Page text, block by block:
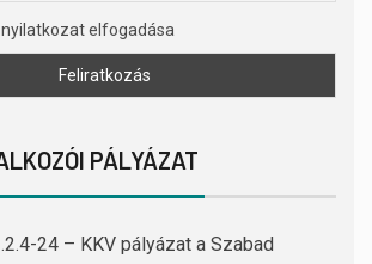
elfogadása
PÁLYÁZAT
24 – KKV pályázat a Szabad